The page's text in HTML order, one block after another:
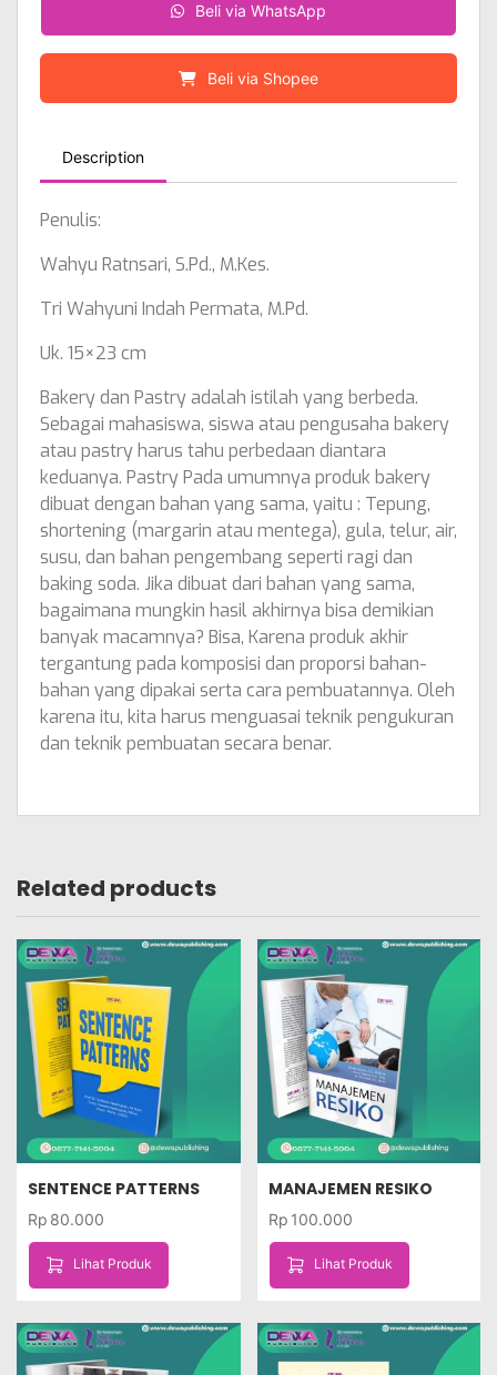
Beli via WhatsApp
Beli via Shopee
Description
Penulis:
Wahyu Ratnsari, S.Pd., M.Kes.
Tri Wahyuni Indah Permata, M.Pd.
Uk. 15×23 cm
Bakery dan Pastry adalah istilah yang berbeda.
Sebagai mahasiswa, siswa atau pengusaha bakery
atau pastry harus tahu perbedaan diantara
keduanya. Pastry Pada umumnya produk bakery
dibuat dengan bahan yang sama, yaitu : Tepung,
shortening (margarin atau mentega), gula, telur, air,
susu, dan bahan pengembang seperti ragi dan
baking soda. Jika dibuat dari bahan yang sama,
bagaimana mungkin hasil akhirnya bisa demikian
banyak macamnya? Bisa, Karena produk akhir
tergantung pada komposisi dan proporsi bahan-
bahan yang dipakai serta cara pembuatannya. Oleh
karena itu, kita harus menguasai teknik pengukuran
dan teknik pembuatan secara benar.
Related products
SENTENCE PATTERNS
Rp 80.000
Lihat Produk
MANAJEMEN RESIKO
Rp 100.000
Lihat Produk